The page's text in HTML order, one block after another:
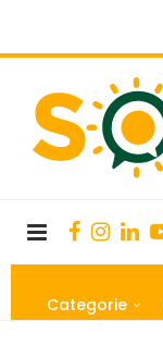
Categorie